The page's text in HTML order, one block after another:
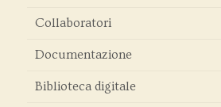
Collaboratori
Documentazione
Biblioteca digitale